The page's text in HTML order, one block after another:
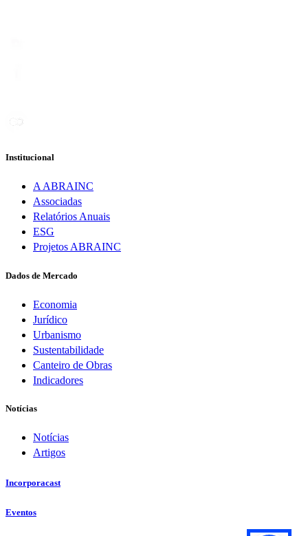
Institucional
A ABRAINC
Associadas
Relatórios Anuais
ESG
Projetos ABRAINC
Dados de Mercado
Economia
Jurídico
Urbanismo
Sustentabilidade
Canteiro de Obras
Indicadores
Notícias
Notícias
Artigos
Incorporacast
Eventos